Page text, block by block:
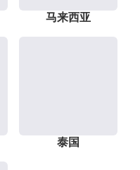
马来西亚
泰国